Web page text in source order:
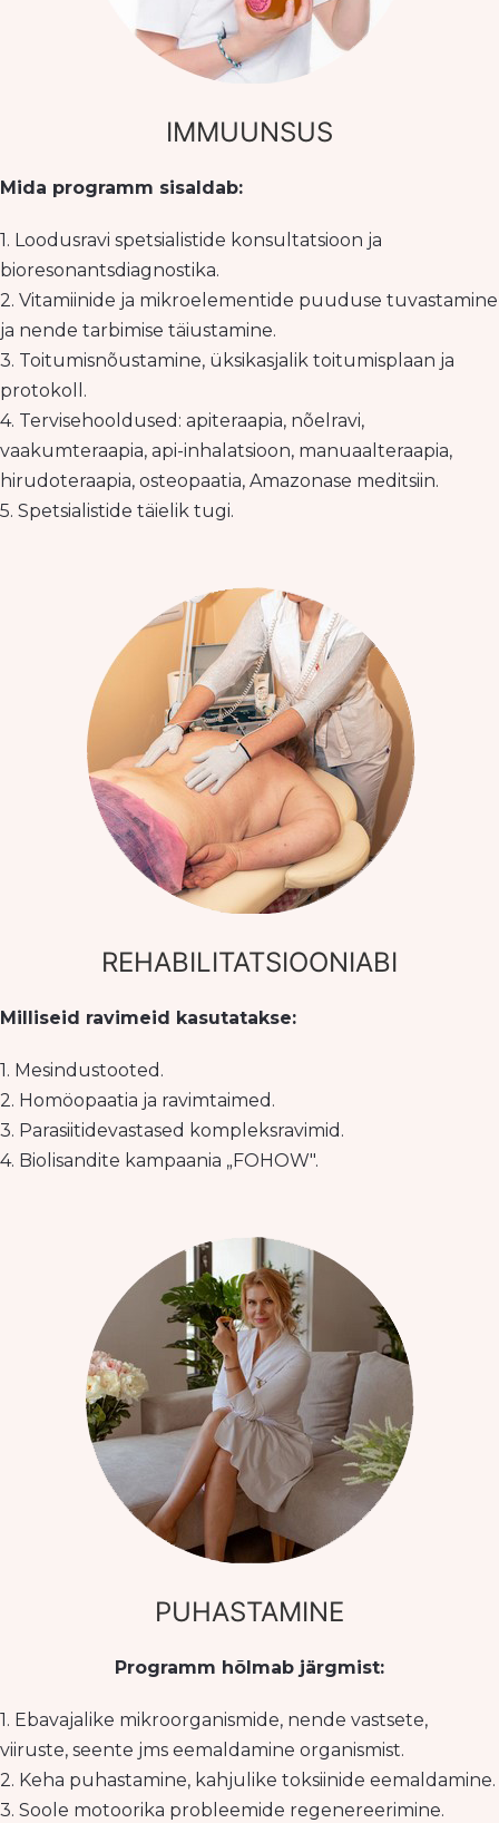
IMMUUNSUS
Mida programm sisaldab:
1. Loodusravi spetsialistide konsultatsioon ja
bioresonantsdiagnostika.
2. Vitamiinide ja mikroelementide puuduse tuvastamine
ja nende tarbimise täiustamine.
3. Toitumisnõustamine, üksikasjalik toitumisplaan ja
protokoll.
4. Tervisehooldused: apiteraapia, nõelravi,
vaakumteraapia, api-inhalatsioon, manuaalteraapia,
hirudoteraapia, osteopaatia, Amazonase meditsiin.
5. Spetsialistide täielik tugi.
REHABILITATSIOONIABI
Milliseid ravimeid kasutatakse:
1. Mesindustooted.
2. Homöopaatia ja ravimtaimed.
3. Parasiitidevastased kompleksravimid.
4. Biolisandite kampaania „FOHOW".
PUHASTAMINE
Programm hõlmab järgmist:
1. Ebavajalike mikroorganismide, nende vastsete,
viiruste, seente jms eemaldamine organismist.
2. Keha puhastamine, kahjulike toksiinide eemaldamine.
3. Soole motoorika probleemide regenereerimine.